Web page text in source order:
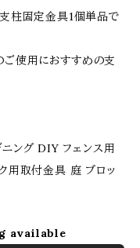
支柱固定金具1個単品で
ご使用におすすめの支
ング DIY フェンス用
用取付金具 庭 ブロッ
available